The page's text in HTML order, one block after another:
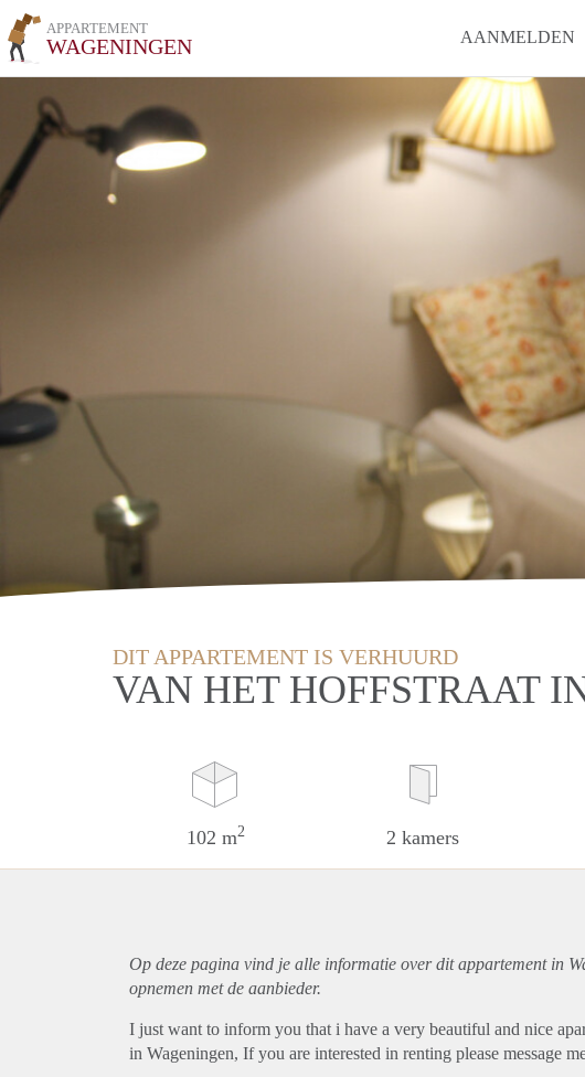
APPARTEMENT
WAGENINGEN AANMELDEN
DIT APPARTEMENT IS VERHUURD
VAN HET HOFFSTRAAT
102 m2 2 kamers
Op deze pagina vind je alle informatie over ditappartementin
opnemen met de aanbieder.
I just want to inform you that i have a very beautiful and nice
in Wageningen, If you are interested in renting please message